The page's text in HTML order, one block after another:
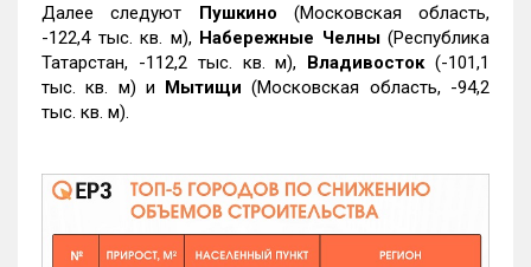
Далее следуют Пушкино (Московская область,
-122,4 тыс. кв. м), Набережные Челны(Республика
Татарстан, -112,2 тыс. кв. м), Владивосток(-101,1
тыс. кв. м) и Мытищи (Московская область, -94,2
тыс. кв. м).